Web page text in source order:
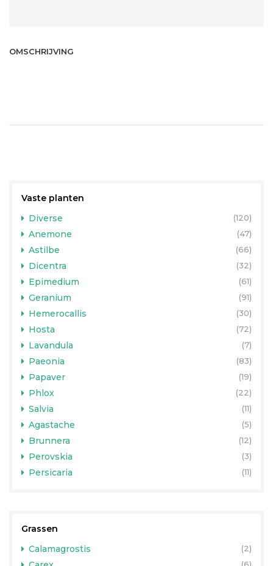
OMSCHRIJVING
Vaste planten
Diverse
(120)
Anemone (47)
Astilbe (66)
Dicentra (32)
Epimedium (61)
Geranium (91)
Hemerocallis (30)
Hosta (72)
Lavandula (7)
Paeonia (83)
Papaver (19)
Phlox (22)
Salvia (11)
Agastache (5)
Brunnera (12)
Perovskia (3)
Persicaria (11)
Grassen
Calamagrostis
(2)